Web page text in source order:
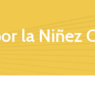
la Niñez